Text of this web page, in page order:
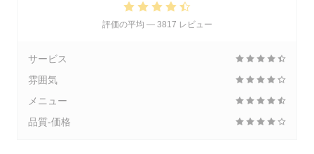
評価の平均 — 3817 レビュー
サービス
雰囲気
メニュー
品質-価格